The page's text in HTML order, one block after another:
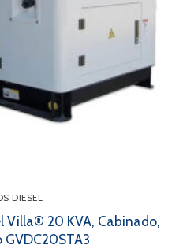
DIESEL
Villa® 20 KVA, Cabinado,